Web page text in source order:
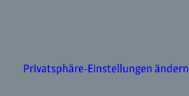
Privatsphäre-Einstellungen ändern